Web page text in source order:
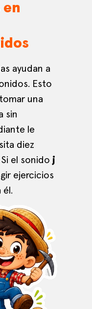
en
ayudan a
Esto
una
sin
le
diez
Si el sonido j
ejercicios
él.